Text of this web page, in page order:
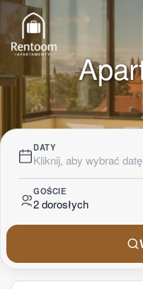
DATY
Kliknij, aby wybrać datę
GOŚCIE
2 dorosłych